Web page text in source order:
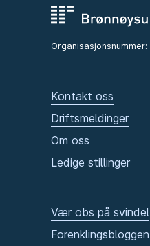
Organisasjonsnummer:
Kontakt oss
Driftsmeldinger
Om oss
Ledige stillinger
Vær obs på svindel
Forenklingsbloggen